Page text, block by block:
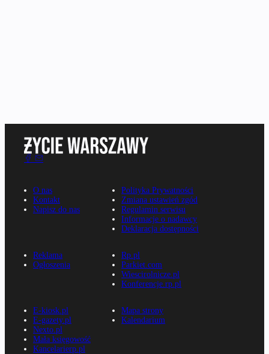
O nas
Kontakt
Napisz do nas
Polityka Prywatności
Zmiana ustawień zgód
Regulamin serwisu
Informacje o nadawcy
Deklaracja dostępności
Reklama
Ogłoszenia
Rp.pl
Parkiet.com
Wiescirolnicze.pl
Konferencje.rp.pl
E-kiosk.pl
E-gazety.pl
Nexto.pl
Mała księgowość
Kancelarierp.pl
Mapa strony
Kalendarium